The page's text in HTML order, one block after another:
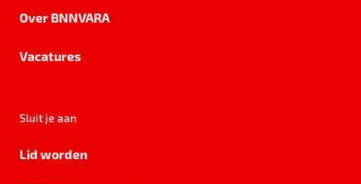
Over BNNVARA
Vacatures
Sluit je aan
Lid worden